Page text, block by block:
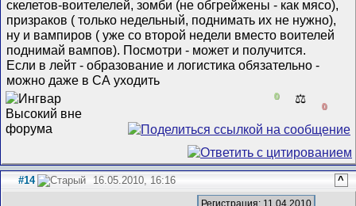
скелетов-воителелей, зомби (не обгрейжены - как мясо),
призраков ( только недельный, поднимать их не нужно),
ну и вампиров ( уже со второй недели вместо воителей
поднимай вампов). Посмотри - может и получится.
Если в лейт - образование и логистика обязательно -
можно даже в СА уходить
0 ⚖️
0
#14 16.05.2010, 16:16 ^
Регистрация: 11.04.2010